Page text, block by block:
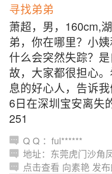
寻找弟弟
萧超，男，160cm,
弟，你在哪里？小
什么会突然失踪？
故，大家都很担心
息的好心人，告诉
6日在深圳宝安离失
251
Q Q ：ful******
地址：东莞虎门沙角
点击查看 向素艳 发